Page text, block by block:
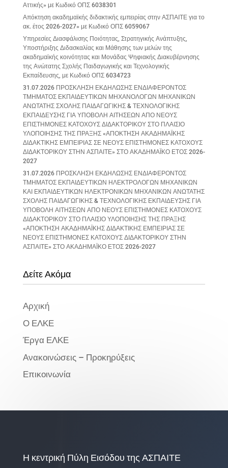
Αττικής» με Κωδικό ΟΠΣ 6038301
Απόκτηση ακαδημαϊκής διδακτικής εμπειρίας στην ΑΣΠΑΙΤΕ για το
ακ. έτος 2026-2027» με Κωδικό ΟΠΣ 6059067
Υπηρεσίες Διασφάλισης Ποιότητας, Στρατηγικής Ανάπτυξης,
Υποστήριξης Διδασκαλίας και Μάθησης των μελών της
ακαδημαϊκής κοινότητας και Μονάδας Ψηφιακής Διακυβέρνησης
της Ανώτατης Σχολής Παιδαγωγικής και Τεχνολογικής
Εκπαίδευσης, με Κωδικό ΟΠΣ 6034723
31.07.2026 ΠΡΟΣΚΛΗΣΗ ΕΚΔΗΛΩΣΗΣ ΕΝΔΙΑΦΕΡΟΝΤΟΣ
ΤΜΗΜΑΤΟΣ ΕΚΠΑΙΔΕΥΤΙΚΩΝ ΜΗΧΑΝΟΛΟΓΩΝ ΜΗΧΑΝΙΚΩΝ
ΑΝΩΤΑΤΗΣ ΣΧΟΛΗΣ ΠΑΙΔΑΓΩΓΙΚΗΣ & ΤΕΧΝΟΛΟΓΙΚΗΣ
ΕΚΠΑΙΔΕΥΣΗΣ ΓΙΑ ΥΠΟΒΟΛΗ ΑΙΤΗΣΕΩΝ ΑΠΟ ΝΕΟΥΣ
ΕΠΙΣΤΗΜΟΝΕΣ ΚΑΤΟΧΟΥΣ ΔΙΔΑΚΤΟΡΙΚΟΥ ΣΤΟ ΠΛΑΙΣΙΟ
ΥΛΟΠΟΙΗΣΗΣ ΤΗΣ ΠΡΑΞΗΣ «ΑΠΟΚΤΗΣΗ ΑΚΑΔΗΜΑΪΚΗΣ
ΔΙΔΑΚΤΙΚΗΣ ΕΜΠΕΙΡΙΑΣ ΣΕ ΝΕΟΥΣ ΕΠΙΣΤΗΜΟΝΕΣ ΚΑΤΟΧΟΥΣ
ΔΙΔΑΚΤΟΡΙΚΟΥ ΣΤΗΝ ΑΣΠΑΙΤΕ» ΣΤΟ ΑΚΑΔΗΜΑΪΚΟ ΕΤΟΣ 2026-
2027
31.07.2026 ΠΡΟΣΚΛΗΣΗ ΕΚΔΗΛΩΣΗΣ ΕΝΔΙΑΦΕΡΟΝΤΟΣ
ΤΜΗΜΑΤΟΣ ΕΚΠΑΙΔΕΥΤΙΚΩΝ ΗΛΕΚΤΡΟΛΟΓΩΝ ΜΗΧΑΝΙΚΩΝ
ΚΑΙ ΕΚΠΑΙΔΕΥΤΙΚΩΝ ΗΛΕΚΤΡΟΝΙΚΩΝ ΜΗΧΑΝΙΚΩΝ ΑΝΩΤΑΤΗΣ
ΣΧΟΛΗΣ ΠΑΙΔΑΓΩΓΙΚΗΣ & ΤΕΧΝΟΛΟΓΙΚΗΣ ΕΚΠΑΙΔΕΥΣΗΣ ΓΙΑ
ΥΠΟΒΟΛΗ ΑΙΤΗΣΕΩΝ ΑΠΟ ΝΕΟΥΣ ΕΠΙΣΤΗΜΟΝΕΣ ΚΑΤΟΧΟΥΣ
ΔΙΔΑΚΤΟΡΙΚΟΥ ΣΤΟ ΠΛΑΙΣΙΟ ΥΛΟΠΟΙΗΣΗΣ ΤΗΣ ΠΡΑΞΗΣ
«ΑΠΟΚΤΗΣΗ ΑΚΑΔΗΜΑΪΚΗΣ ΔΙΔΑΚΤΙΚΗΣ ΕΜΠΕΙΡΙΑΣ ΣΕ
ΝΕΟΥΣ ΕΠΙΣΤΗΜΟΝΕΣ ΚΑΤΟΧΟΥΣ ΔΙΔΑΚΤΟΡΙΚΟΥ ΣΤΗΝ
ΑΣΠΑΙΤΕ» ΣΤΟ ΑΚΑΔΗΜΑΪΚΟ ΕΤΟΣ 2026-2027
Δείτε Ακόμα
Αρχική
Ο ΕΛΚΕ
Έργα ΕΛΚΕ
Ανακοινώσεις – Προκηρύξεις
Επικοινωνία
Η κεντρική Πύλη Εισόδου της ΑΣΠΑΙΤΕ